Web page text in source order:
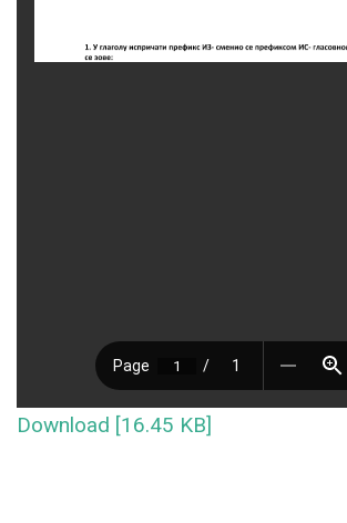
Download [16.45 KB]